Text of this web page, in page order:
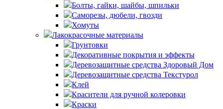
Болты, гайки, шайбы, шпильки
Саморезы, дюбели, гвозди
Хомуты
Лакокрасочные материалы
Грунтовки
Декоративные покрытия и эффекты
Деревозащитные средства Здоровый Дом
Деревозащитные средства Текстурол
Клей
Красители для ручной колеровки
Краски